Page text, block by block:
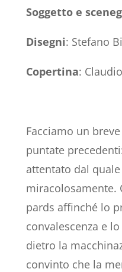
Soggetto e
Disegni: Stefano
Copertina:
Facciamo un
puntate
attentato dal
miracolosamente.
pards affinché lo
convalescenza e
dietro la
convinto che la